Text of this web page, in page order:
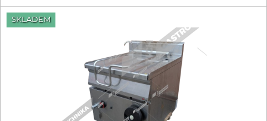
Kávovary
Konvektomaty/Pece
Sporáky
Bazar - Myčky
Bazar - Nádobí
SKLADEM